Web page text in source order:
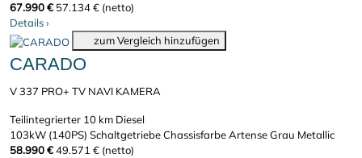
67.990 € 57.134 € (netto)
Details›
zum Vergleich hinzufügen
CARADO
V 337 PRO+ TV NAVI KAMERA
Teilintegrierter 10 km Diesel
103kW (140PS) SchaltgetriebeChassisfarbe Artense Grau Metallic
58.990 €49.571 € (netto)